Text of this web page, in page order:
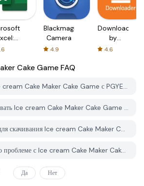
Blackmagic
Camera
4.9
Downloader
by
AFTVnews
4.6
Cake Game FAQ
Как мне скачать Ice cream Cake Maker Cake Game с PGYER APK HUB?
Бесплатно ли скачивать Ice cream Cake Maker Cake Game на PGYER APK HUB?
Нужен ли аккаунт для скачивания Ice cream Cake Maker Cake Game с PGYER APK HUB?
Как мне сообщить о проблеме с Ice cream Cake Maker Cake Game на PGYER APK HUB?
Да Нет